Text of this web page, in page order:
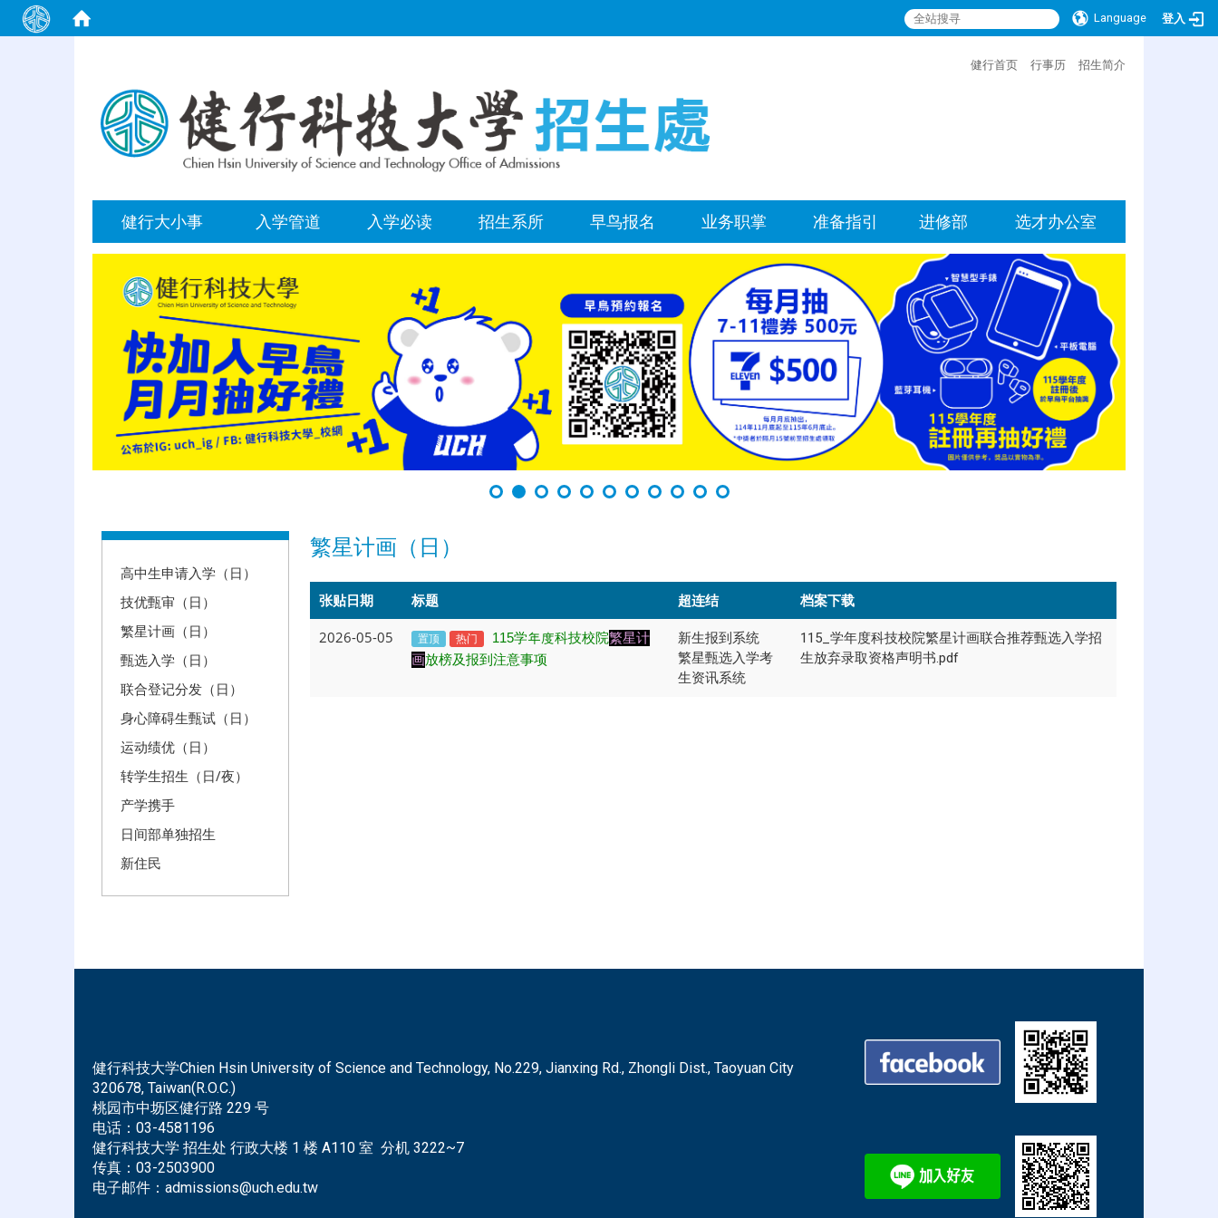
Language 登入
健行首页 行事历 招生简介
健行大小事 入学管道 入学必读 招生系所 早鸟报名 业务职掌 准备指引 进修部 选才办公室
高中生申请入学（日）
技优甄审（日）
繁星计画（日）
甄选入学（日）
联合登记分发（日）
身心障碍生甄试（日）
运动绩优（日）
转学生招生（日/夜）
产学携手
日间部单独招生
新住民
繁星计画（日）
张贴日期 标题 超连结 档案下载
2026-05-05 置顶 热门 115学年度科技校院繁星计
画放榜及报到注意事项
新生报到系统
繁星甄选入学考
生资讯系统
115_学年度科技校院繁星计画联合推荐甄选入学招
生放弃录取资格声明书.pdf
健行科技大学Chien Hsin University of Science and Technology, No.229, Jianxing Rd., Zhongli Dist., Taoyuan City
320678, Taiwan(R.O.C.)
桃园市中坜区健行路 229 号
电话： 03-4581196
健行科技大学 招生处 行政大楼 1 楼 A110 室 分机 3222~7
传真： 03-2503900
电子邮件： admissions@uch.edu.tw